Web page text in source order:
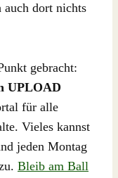
dort nichts
gebracht:
UPLOAD
für alle
Vieles kannst
jeden Montag
Bleib am Ball